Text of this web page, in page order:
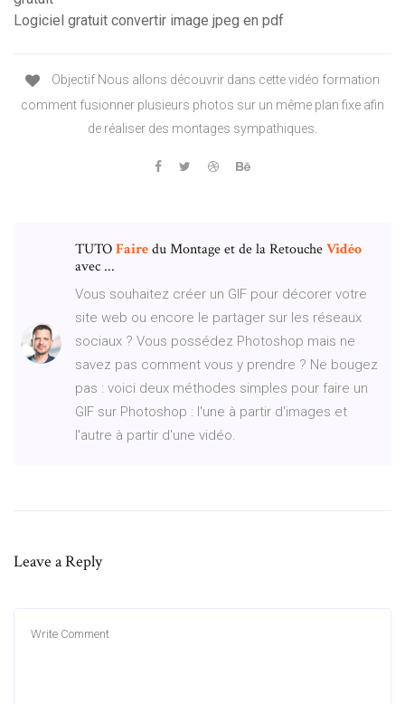
Logiciel gratuit convertir image jpeg en pdf
Objectif Nous allons découvrir dans cette vidéo formation
comment fusionner plusieurs photos sur un même plan fixe afin
de réaliser des montages sympathiques.
TUTOFairedu Montage et de la RetoucheVidéo
avec ...
Vous souhaitez créer un GIF pour décorer votre
site web ou encore le partager sur les réseaux
sociaux ? Vous possédez Photoshop mais ne
savez pas comment vous y prendre ? Ne bougez
pas : voici deux méthodes simples pour faire un
GIF sur Photoshop : l'une à partir d'images et
l'autre à partir d'une vidéo.
Leave a Reply